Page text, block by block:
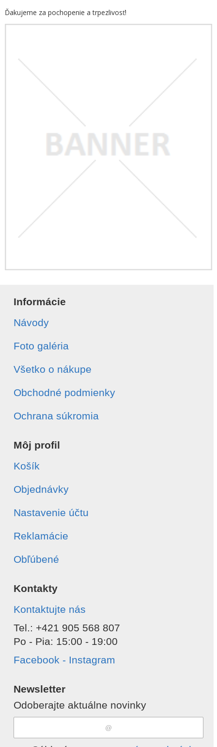
Ďakujeme za pochopenie a trpezlivosť!
Informácie
Návody
Foto galéria
Všetko o nákupe
Obchodné podmienky
Ochrana súkromia
Môj profil
Košík
Objednávky
Nastavenie účtu
Reklamácie
Obľúbené
Kontakty
Kontaktujte nás
Tel.: +421 905 568 807
Po - Pia: 15:00 - 19:00
Facebook - Instagram
Newsletter
Odoberajte aktuálne novinky